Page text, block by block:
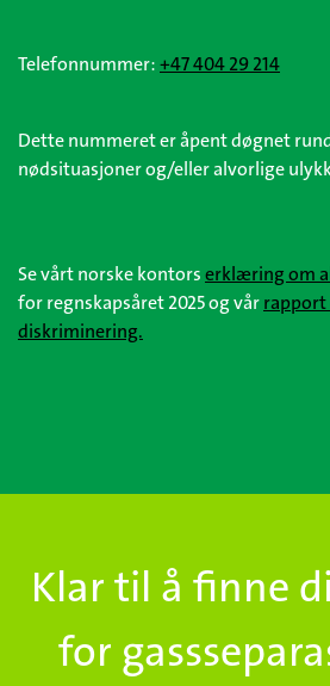
Telefonnummer:+47 404 29 214
Dette nummeret er åpent døgnet
nødsituasjoner og/eller alvorlige
Se vårt norske kontorserklæring om
for regnskapsåret 2025 og vår
diskriminering.
Klar til å finne
for